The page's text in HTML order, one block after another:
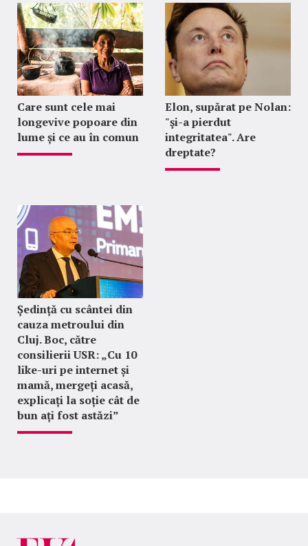
Care sunt cele mai
longevive popoare din
lume și ce au în comun
Elon, supărat pe Nolan:
"şi-a pierdut
integritatea". Are
dreptate?
Ședință cu scântei din
cauza metroului din
Cluj. Boc, către
consilierii USR: „Cu 10
like-uri pe internet și
mamă, mergeți acasă,
explicați la soție cât de
bun ați fost astăzi”